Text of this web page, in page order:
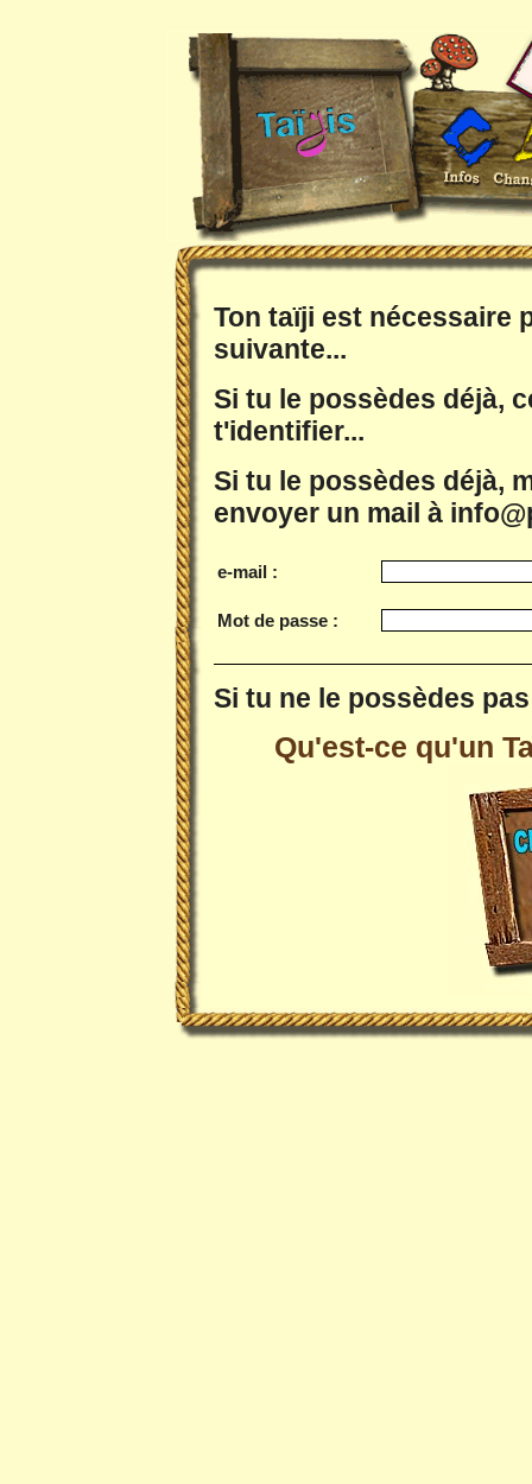
Ton taïji est nécessaire
suivante...
Si tu le possèdes déjà,
t'identifier...
Si tu le possèdes déjà,
envoyer un mail à
e-mail :
Mot de passe :
Si tu ne le possèdes
Qu'est-ce qu'un